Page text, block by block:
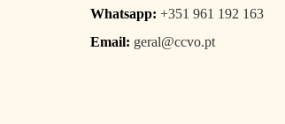
Whatsapp: +351 961 192 163
Email: geral@ccvo.pt